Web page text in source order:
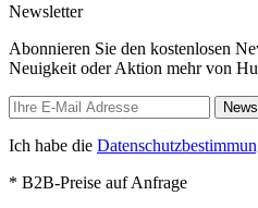
Newsletter
Abonnieren Sie den kostenlosen
Neuigkeit oder Aktion mehr von
Ich habe die
* B2B-Preise auf Anfrage